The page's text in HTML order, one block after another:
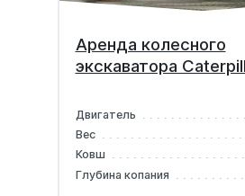
Аренда колесного
экскаватора
Двигатель
Вес
Ковш
Глубина копания